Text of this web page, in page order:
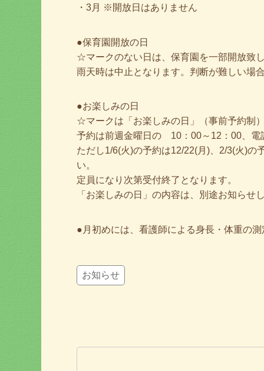
・3月 ※開放日はありません
●保育園開放の日
☆マークのない日は、保育園を一部開放致
雨天時は中止となります。判断が難しい場
●お楽しみの日
☆マークは「お楽しみの日」（事前予約制
予約は前週金曜日の 10：00～12：00、電
ただし1/6(火)の予約は12/22(月)、2/3(火)の
い。
定員になり次第受付終了となります。
「お楽しみの日」の内容は、別途お知らせ
●月初めには、看護師による身長・体重の
お知らせ